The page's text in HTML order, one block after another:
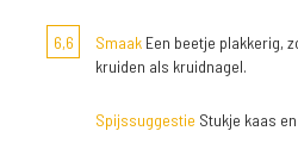
6,6 Smaak Een beetje plakkerig,
kruiden als kruidnagel.
Spijssuggestie Stukje kaas